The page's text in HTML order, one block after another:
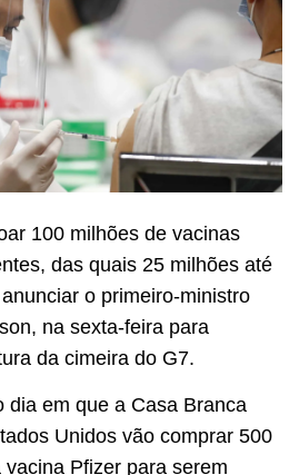
100 milhões de vacinas
das quais 25 milhões até
o primeiro-ministro
na sexta-feira para
da cimeira do G7.
dia em que a Casa Branca
Unidos vão comprar 500
Pfizer para serem